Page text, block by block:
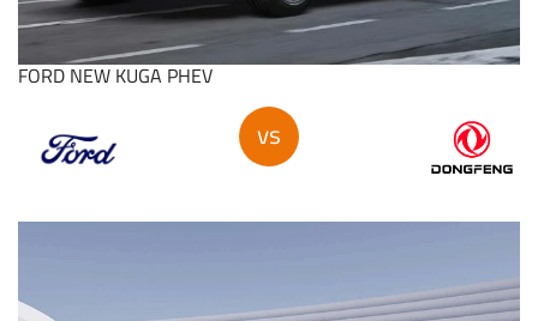
FORD NEW KUGA PHEV
vs